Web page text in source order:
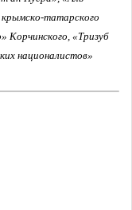
татарского
«Тризуб
националистов»